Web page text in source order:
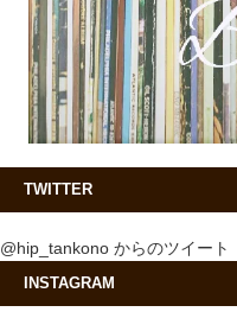
TWITTER
@hip_tankono からのツイート
INSTAGRAM